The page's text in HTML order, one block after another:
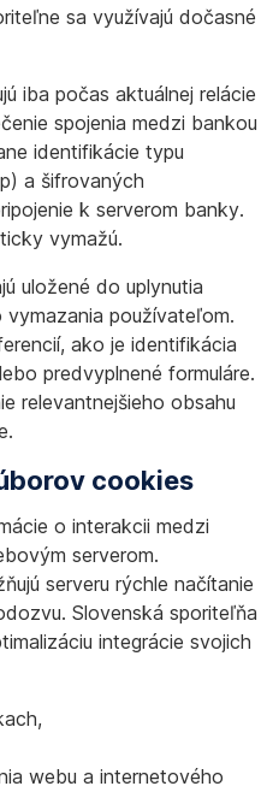
sa využívajú dočasné
iba počas aktuálnej relácie
spojenia medzi bankou
identifikácie typu
a šifrovaných
k serverom banky.
vymažú.
uložené do uplynutia
používateľom.
ako je identifikácia
predvyplnené formuláre.
relevantnejšieho obsahu
cookies
o interakcii medzi
serverom.
serveru rýchle načítanie
Slovenská sporiteľňa
integrácie svojich
webu a internetového